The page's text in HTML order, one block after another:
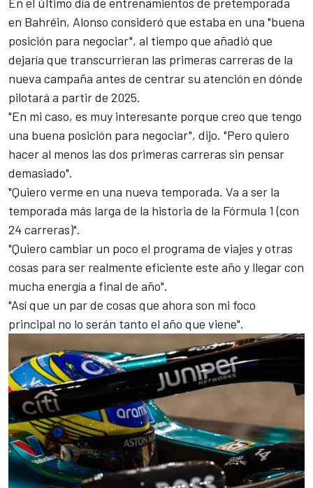
en Bahréin, Alonso consideró que estaba en una "buena
posición para negociar", al tiempo que añadió que
dejaría que transcurrieran las primeras carreras de la
nueva campaña antes de centrar su atención en dónde
pilotará a partir de 2025.
"En mi caso, es muy interesante porque creo que tengo
una buena posición para negociar", dijo. "Pero quiero
hacer al menos las dos primeras carreras sin pensar
demasiado".
"Quiero verme en una nueva temporada. Va a ser la
temporada más larga de la historia de la Fórmula 1 (con
24 carreras)".
"Quiero cambiar un poco el programa de viajes y otras
cosas para ser realmente eficiente este año y llegar con
mucha energía a final de año".
"Así que un par de cosas que ahora son mi foco
principal no lo serán tanto el año que viene".